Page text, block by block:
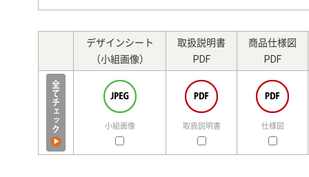
デザインシート
（小組画像）
取扱説明書
PDF
商品仕様図
PDF
小組画像 取扱説明書 仕様図